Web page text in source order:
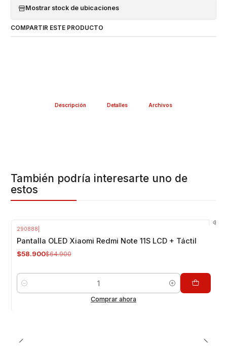
Mostrar stock de ubicaciones
COMPARTIR ESTE PRODUCTO
Descripción Detalles Archivos
También podría interesarte uno de
estos
290888
Pantalla OLED Xiaomi Redmi Note 11S LCD + Táctil
$58.900$64.900
Cantidad
Comprar ahora